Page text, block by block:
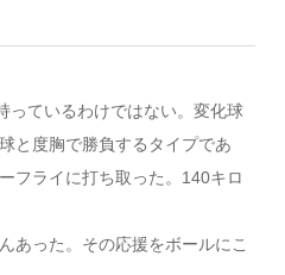
ているわけではない。変化球
と度胸で勝負するタイプであ
フライに打ち取った。140キロ
あった。その応援をボールにこ